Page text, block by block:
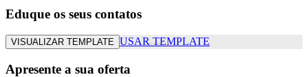
Eduque os seus contatos
VISUALIZAR TEMPLATE USAR TEMPLATE
Apresente a sua oferta